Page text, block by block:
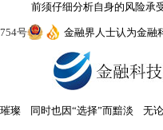
前须仔细分析自身的风险承
号 金融界人士认为金
璀璨 同时也因“选择”而黯淡 无